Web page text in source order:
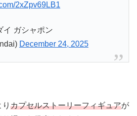
2xZpv69LB1
ガシャポン
December 24, 2025
り カプセルストーリーフィギュアが